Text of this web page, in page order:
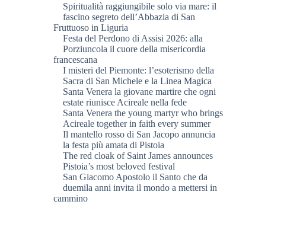
Spiritualità raggiungibile solo via mare: il
fascino segreto dell’Abbazia di San
Fruttuoso in Liguria
Festa del Perdono di Assisi 2026: alla
Porziuncola il cuore della misericordia
francescana
I misteri del Piemonte: l’esoterismo della
Sacra di San Michele e la Linea Magica
Santa Venera la giovane martire che ogni
estate riunisce Acireale nella fede
Santa Venera the young martyr who brings
Acireale together in faith every summer
Il mantello rosso di San Jacopo annuncia
la festa più amata di Pistoia
The red cloak of Saint James announces
Pistoia’s most beloved festival
San Giacomo Apostolo il Santo che da
duemila anni invita il mondo a mettersi in
cammino